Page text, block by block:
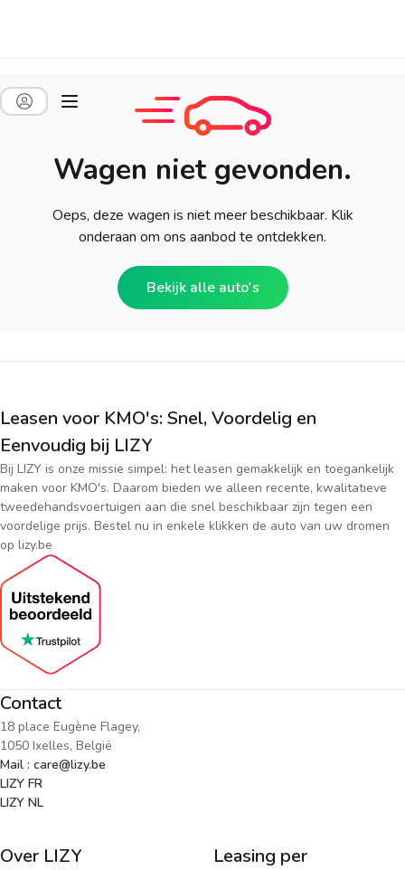
Wagen niet gevonden.
Oeps, deze wagen is niet meer beschikbaar. Klik
onderaan om ons aanbod te ontdekken.
Bekijk alle auto's
Leasen voor KMO's: Snel, Voordelig en
Eenvoudig bij LIZY
Bij LIZY is onze missie simpel: het leasen gemakkelijk en toegankelijk
maken voor KMO's. Daarom bieden we alleen recente, kwalitatieve
tweedehandsvoertuigen aan die snel beschikbaar zijn tegen een
voordelige prijs. Bestel nu in enkele klikken de auto van uw dromen
op lizy.be
Contact
18 place Eugène Flagey,
1050 Ixelles, België
Mail : care@lizy.be
LIZY FR
LIZY NL
Over LIZY
Leasing per